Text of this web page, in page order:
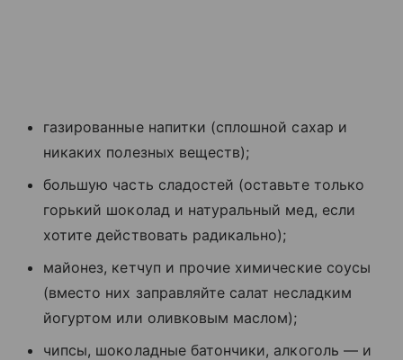
газированные напитки (сплошной сахар и
никаких полезных веществ);
большую часть сладостей (оставьте только
горький шоколад и натуральный мед, если
хотите действовать радикально);
майонез, кетчуп и прочие химические соусы
(вместо них заправляйте салат несладким
йогуртом или оливковым маслом);
чипсы, шоколадные батончики, алкоголь — и